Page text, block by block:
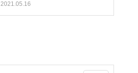
2021.05.16